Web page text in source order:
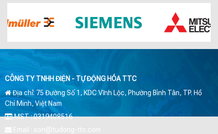
CÔNG TY TNHH ĐIỆN - TỰ ĐỘNG HÓA TTC
Địa chỉ: 75 Đường Số 1, KDC Vĩnh Lộc, Phường Bình Tân, TP. Hồ
Chí Minh, Việt Nam
MST : 0319408516
Email : son@tudong-ttc.com